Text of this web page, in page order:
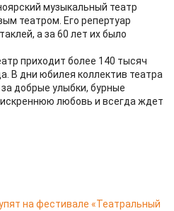
музыкальный театр
театром. Его репертуар
а за 60 лет их было
приходит более 140 тысяч
В дни юбилея коллектив театра
добрые улыбки, бурные
любовь и всегда ждет
на фестивале «Театральный